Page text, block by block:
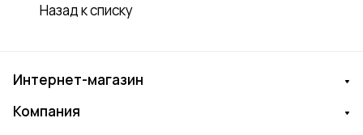
Назад к списку
Интернет-магазин
Компания